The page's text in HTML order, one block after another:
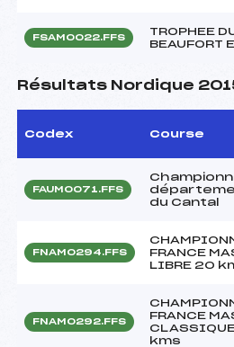
FSAM0022.FFS
TROPHEE
BEAUFORT
Résultats Nordique
Codex Course
FAUM0071.FFS
du Cantal
FNAM0294.FFS
FRANCE
LIBRE 20
FNAM0292.FFS
FRANCE
kms